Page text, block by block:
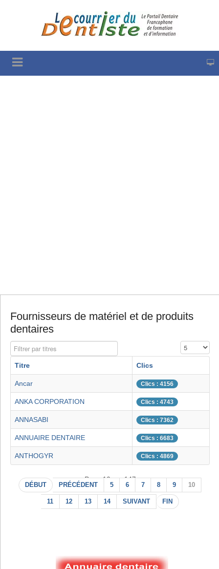
Fournisseurs de matériel et de produits
dentaires
Filtrer par titres Affichage #
Titre Clics
Ancar Clics : 4156
ANKA CORPORATION Clics : 4743
ANNASABI Clics : 7362
ANNUAIRE DENTAIRE Clics : 6683
ANTHOGYR Clics : 4869
Page 10 sur 147
DÉBUT PRÉCÉDENT 5 6 7 8 9 10
11 12 13 14 SUIVANT FIN